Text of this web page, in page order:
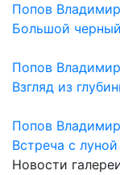
Попов
Большой
Попов
Взгляд из
Попов
Встреча с луной
Новости